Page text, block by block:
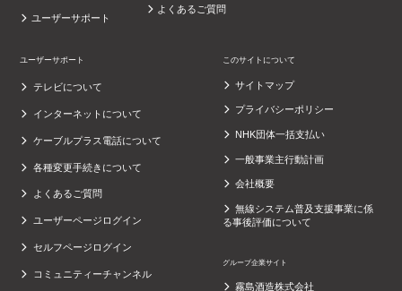
ユーザーサポート
よくあるご質問
ユーザーサポート
テレビについて
インターネットについて
ケーブルプラス電話について
各種変更手続きについて
よくあるご質問
ユーザーページログイン
セルフページログイン
コミュニティーチャンネル
このサイトについて
サイトマップ
プライバシーポリシー
NHK団体一括支払い
一般事業主行動計画
会社概要
無線システム普及支援事業に係
る事後評価について
グループ企業サイト
霧島酒造株式会社